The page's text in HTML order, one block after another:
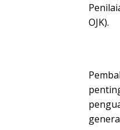
OJK).